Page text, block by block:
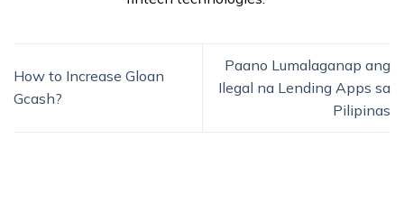
How to Increase Gloan
Gcash?
Paano Lumalaganap ang
Ilegal na Lending Apps sa
Pilipinas